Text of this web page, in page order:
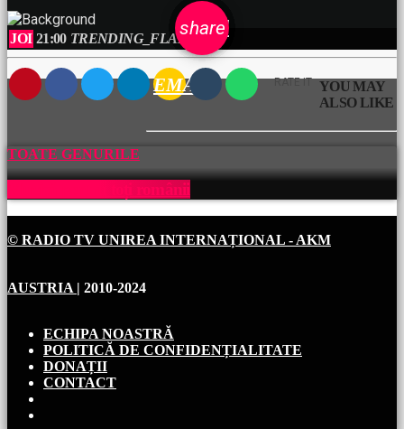
share
email
JOI 21:00 TRENDING_FLAT 23:00
EMAIL RATE IT YOU MAY
ALSO LIKE
TOATE GENURILE
Muzică pentru toți românii
© RADIO TV UNIREA INTERNAȚIONAL - AKM
AUSTRIA | 2010-2024
ECHIPA NOASTRĂ
POLITICĂ DE CONFIDENȚIALITATE
DONAȚII
CONTACT